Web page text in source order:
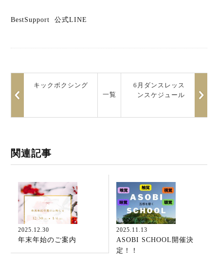
BestSupport 公式LINE
6月ダンスレッス
ンスケジュール
一覧
キックボクシング
関連記事
2025.12.30
年末年始のご案内
2025.11.13
ASOBI SCHOOL開催決
定！！